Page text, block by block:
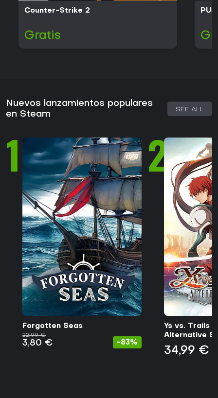
Counter-Strike 2
Gratis
Nuevos lanzamientos populares
en Steam
SEE ALL
1
Forgotten Seas
22,99 €
3,80 € -83%
2
Ys vs. Trails
Alternative
34,99 €